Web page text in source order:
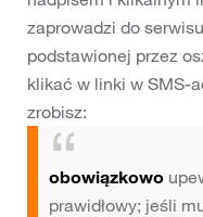
zaprowadzi do
podstawionej przez
klikać w linki w SMS-
zrobisz:
obowiązkowo
prawidłowy; jeśli